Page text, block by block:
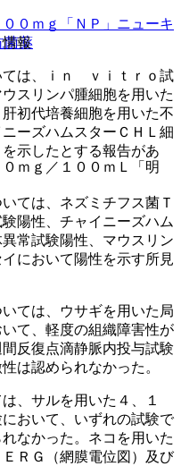
０ｍｇ「ＮＰ」 ニューキ
菌薬
ｍｇ／１００ｍＬ「明
報
は、ｉｎ ｖｉｔｒｏ試
スリンパ腫細胞を用いた
初代培養細胞を用いた不
ーズハムスターＣＨＬ細
示したとする報告があ
ては、ネズミチフス菌Ｔ
陽性、チャイニーズハム
常試験陽性、マウスリン
において陽性を示す所見
ては、ウサギを用いた局
て、軽度の組織障害性が
反復点滴静脈内投与試験
は認められなかった。
、サルを用いた４、１
おいて、いずれの試験で
なかった。ネコを用いた
ＲＧ（網膜電位図）及び